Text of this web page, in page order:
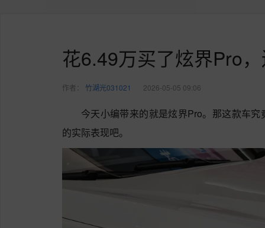
花6.49万买了炫界Pro
作者： 竹湖光031021 2026-05-05 09:06
今天小编带来的就是炫界Pro。那这款车
的实际表现吧。